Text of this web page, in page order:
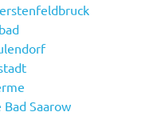
Saarow